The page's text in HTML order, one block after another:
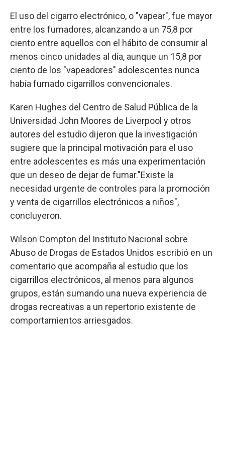
El uso del cigarro electrónico, o "vapear", fue mayor
entre los fumadores, alcanzando a un 75,8 por
ciento entre aquellos con el hábito de consumir al
menos cinco unidades al día, aunque un 15,8 por
ciento de los "vapeadores" adolescentes nunca
había fumado cigarrillos convencionales.
Karen Hughes del Centro de Salud Pública de la
Universidad John Moores de Liverpool y otros
autores del estudio dijeron que la investigación
sugiere que la principal motivación para el uso
entre adolescentes es más una experimentación
que un deseo de dejar de fumar."Existe la
necesidad urgente de controles para la promoción
y venta de cigarrillos electrónicos a niños",
concluyeron.
Wilson Compton del Instituto Nacional sobre
Abuso de Drogas de Estados Unidos escribió en un
comentario que acompaña al estudio que los
cigarrillos electrónicos, al menos para algunos
grupos, están sumando una nueva experiencia de
drogas recreativas a un repertorio existente de
comportamientos arriesgados.